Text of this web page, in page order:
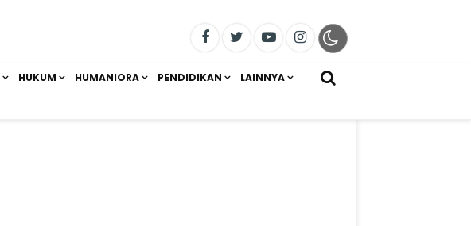
HUKUM HUMANIORA PENDIDIKAN LAINNYA